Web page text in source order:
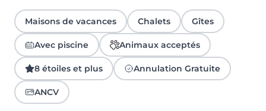
Maisons de vacances Chalets Gîtes
Avec piscine Animaux acceptés
8 étoiles et plus Annulation Gratuite
ANCV